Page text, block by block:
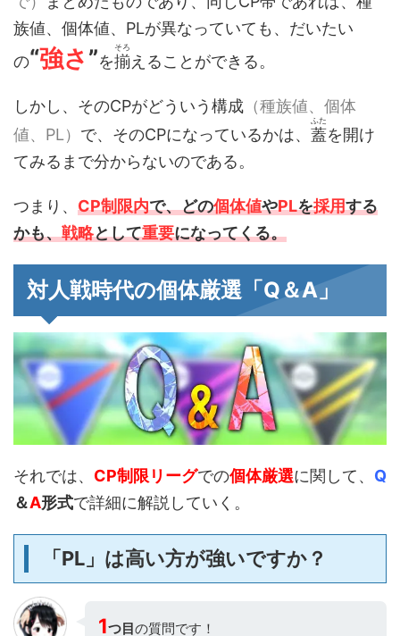
族値、個体値、PLが異なっていても、だいたい
の“強さ”を揃
そろ
えることができる。
しかし、そのCPがどういう構成 （種族値、個体
値、PL） で、そのCPになっているかは、 蓋
ふた
を開け
てみるまで分からないのである。
つまり、 CP制限内で、どの個体値やPLを採用する
かも、戦略として重要になってくる。
対人戦時代の個体厳選「Q＆A」
それでは、 CP制限リーグでの個体厳選に関して、 Q
＆A形式で詳細に解説していく。
「PL」は高い方が強いですか？
1つ目の質問です！